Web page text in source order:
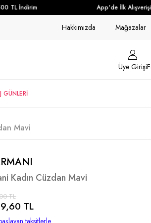
TL İndirim App'de İlk
Hakkımızda Mağazalar
Üye Girişi
GÜNLERİ
Mavi
Kadın Cüzdan Mavi
TL
TL
taksitlerle